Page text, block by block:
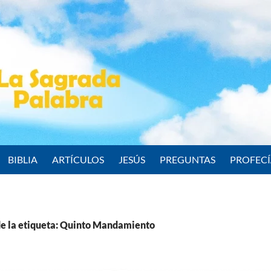
BIBLIA ARTÍCULOS JESÚS PREGUNTAS
la etiqueta: Quinto Mandamiento